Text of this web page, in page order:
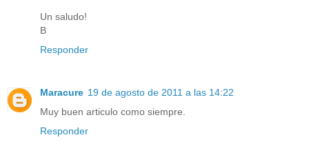
Un saludo!
B
Responder
Maracure 19 de agosto de 2011 a las 14:22
Muy buen articulo como siempre.
Responder